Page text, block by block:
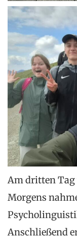
Am dritten Tag
Morgens
Anschließend